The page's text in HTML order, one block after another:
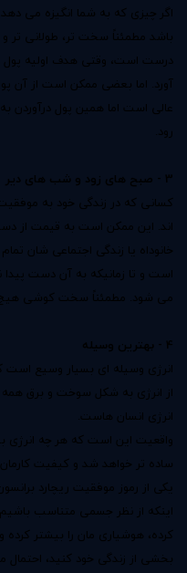
اگر چیزی که به شما انگیزه می
باشد مطمئناً سخت تر، طولانی تر
درست است، وقتی هدف اولیه پول
آورد. اما بعضی ممکن است از آن
عالی است اما همین پول درآوردن
رود.
3 - صبح های زود و شب های دیر
کسانی که در زندگی خود به
اند. این ممکن است به قیمت از
خانوداه یا زندگی اجتماعی شان
است و تا زمانیکه به آن دست پیدا
می شود. مطمئناً سخت کوشی هیچ
4 - بهترین وسیله
انرژی وسیله ای بسیار وسیع است
از انرژی به شکل سوخت و برق
انرژی انسان هاست.
واقعیت این است که هر چه انرژی
ساده تر خواهد شد و کیفیت کارمان
یکی از رموز موفقیت ریچارد
اینکه از نظر جسمی متناسب
کرده، هوشیاری مان را بیشتر کرده
بخشی از زندگی خود کنید، احتمال